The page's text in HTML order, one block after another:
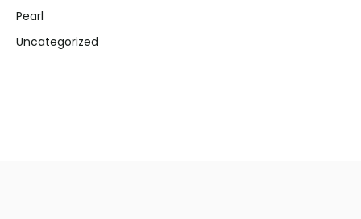
Pearl
Uncategorized